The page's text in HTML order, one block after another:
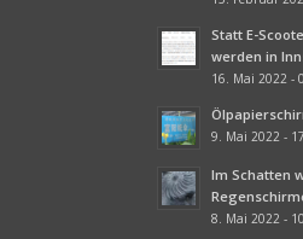
Statt E-
werden in
16. Mai 2022 -
9. Mai 2022 -
Im Schatten
8. Mai 2022 -